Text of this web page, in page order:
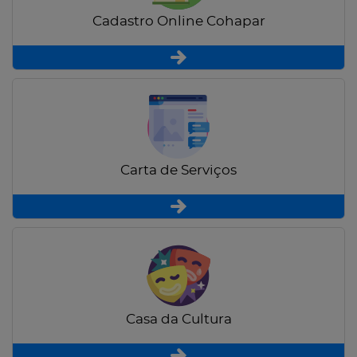
Cadastro Online Cohapar
Carta de Serviços
Casa da Cultura